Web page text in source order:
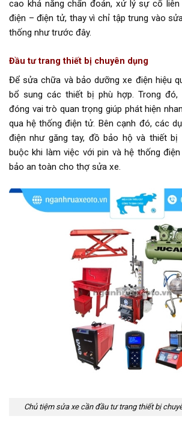
cao khả năng chẩn đoán, xử lý sự cố
điện – điện tử, thay vì chỉ tập trung vào
thống như trước đây.
Đầu tư trang thiết bị chuyên dụng
Để sửa chữa và bảo dưỡng xe điện hiệu
bổ sung các thiết bị phù hợp. Trong đó,
đóng vai trò quan trọng giúp phát hiện
qua hệ thống điện tử. Bên cạnh đó, các
điện như găng tay, đồ bảo hộ và thiết bị
buộc khi làm việc với pin và hệ thống
bảo an toàn cho thợ sửa xe.
Chủ tiệm sửa xe cần đầu tư trang thiết bị